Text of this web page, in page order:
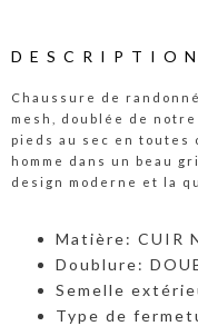
DESCRIPTION
Chaussure de
mesh, doublée de
pieds au sec en toutes
homme dans un beau
design moderne et la
Matière: CUIR
Doublure:
Semelle
Type de